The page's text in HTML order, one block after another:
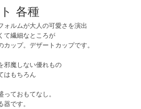
各種
ォルムが大人の可愛さを演出
て繊細なところが
ップ。デザートカップです。
邪魔しない優れもの
はもちろん
ておもてなし。
です。